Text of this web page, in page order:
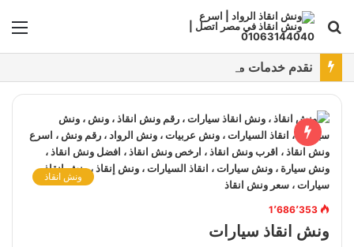
بحث
عن
ونش انقاذ
1٬686٬353
ونش انقاذ سيارات